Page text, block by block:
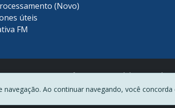
(Novo)
úteis
FM
Prefeitura Municipal de Piracicaba
(19) 3403-1000
Rua Antônio Corrêa Barbosa, 2233 - Centro -
Ao continuar navegando, você